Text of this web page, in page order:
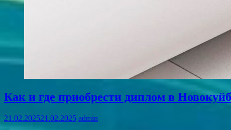
Как и где приобрести диплом в
21.02.202521.02.2025 admin